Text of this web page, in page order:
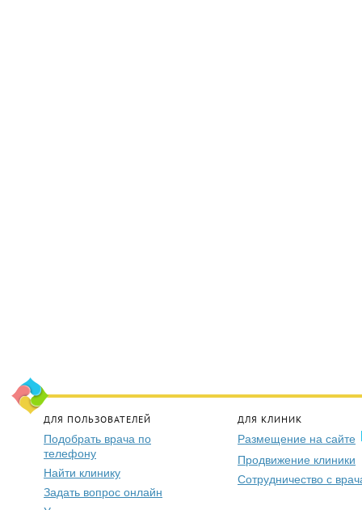
ДЛЯ ПОЛЬЗОВАТЕЛЕЙ
Подобрать врача по
телефону
Найти клинику
Задать вопрос онлайн
ДЛЯ КЛИНИК
Размещение на сайте
Продвижение клиники
Сотрудничество с